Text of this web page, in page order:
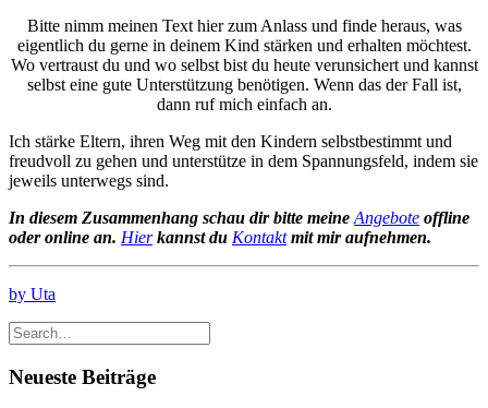
Bitte nimm meinen Text hier zum Anlass und finde heraus, was
eigentlich du gerne in deinem Kind stärken und erhalten möchtest.
Wo vertraust du und wo selbst bist du heute verunsichert und kannst
selbst eine gute Unterstützung benötigen. Wenn das der Fall ist,
dann ruf mich einfach an.
Ich stärke Eltern, ihren Weg mit den Kindern selbstbestimmt und
freudvoll zu gehen und unterstütze in dem Spannungsfeld, indem sie
jeweils unterwegs sind.
In diesem Zusammenhang schau dir bitte meine Angebote offline
oder online an. Hier kannst du Kontaktmit mir aufnehmen.
by Uta
Neueste Beiträge